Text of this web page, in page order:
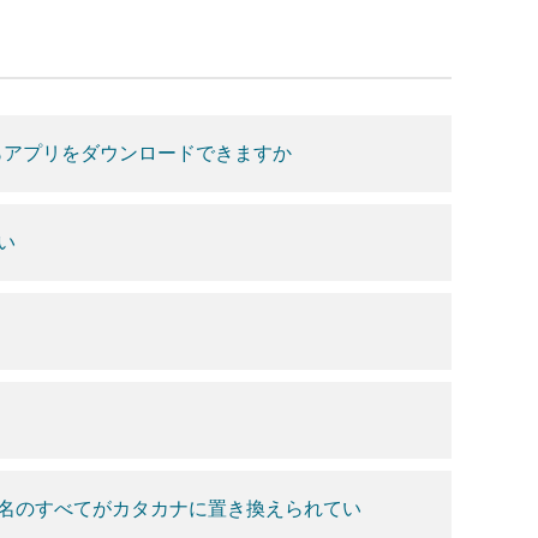
プリをダウンロードできますか
のすべてがカタカナに置き換えられてい